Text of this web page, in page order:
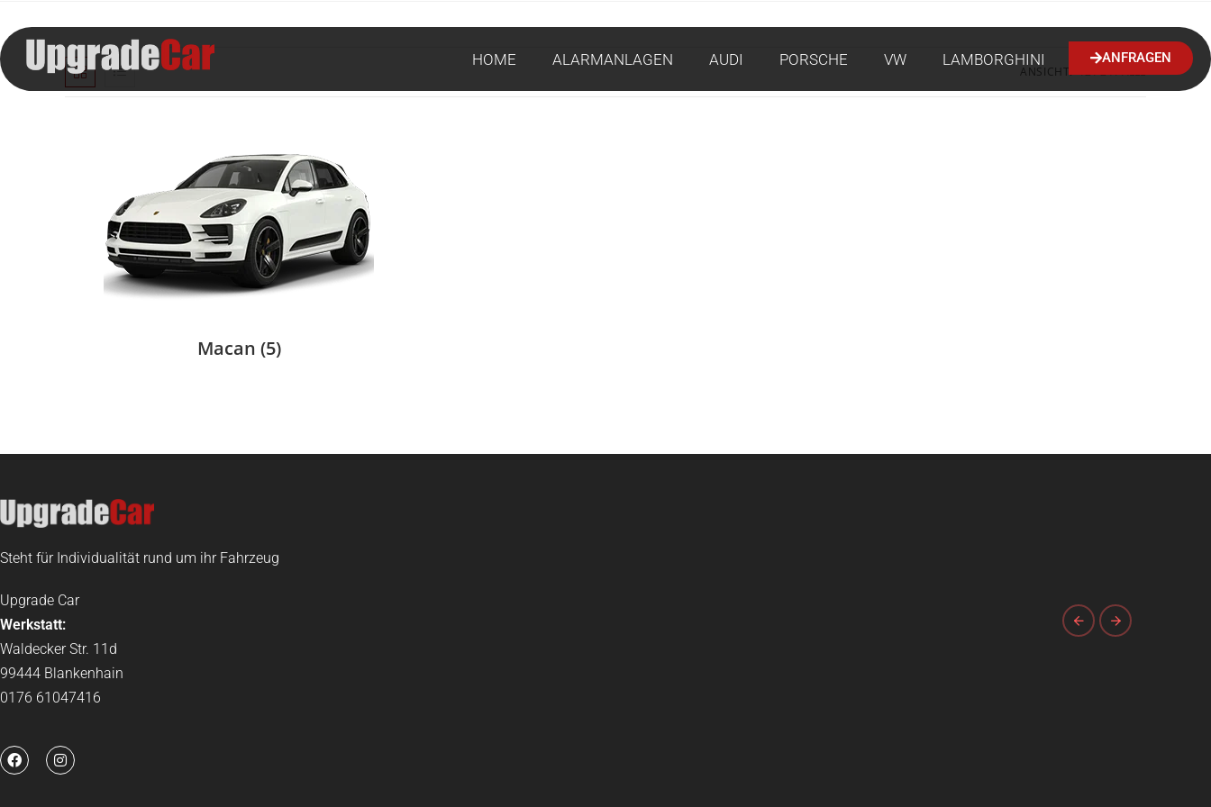
HOME ALARMANLAGEN AUDI PORSCHE VW LAMBORGHINI ANFRAGEN
ANSICHT: 12 24 ALLE
Macan (5)
Steht für Individualität rund um ihr Fahrzeug
Upgrade Car
Werkstatt:
Waldecker Str. 11d
99444 Blankenhain
0176 61047416